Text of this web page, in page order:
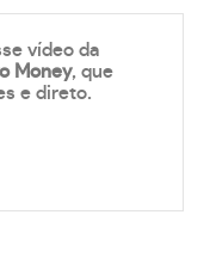
vídeo da
Money, que
e direto.